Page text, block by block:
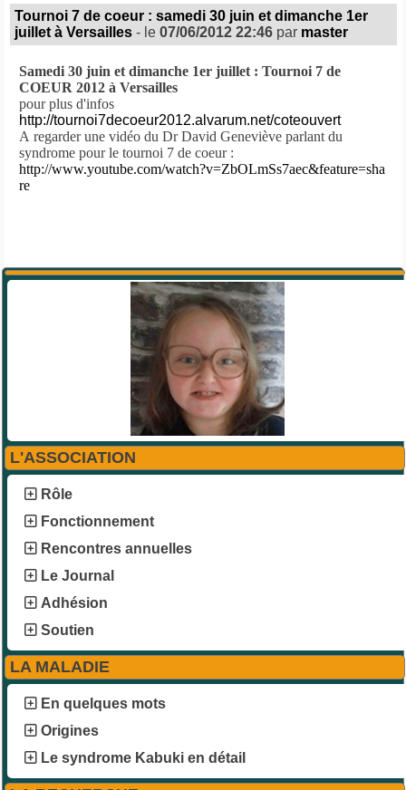
L'ASSOCIATION
Rôle
Fonctionnement
Rencontres annuelles
Le Journal
Adhésion
Soutien
LA MALADIE
En quelques mots
Origines
Le syndrome Kabuki en détail
Tournoi 7 de coeur : samedi 30 juin et dimanche 1er
juillet à Versailles - le 07/06/2012 22:46par master
Samedi 30 juin et dimanche 1er juillet : Tournoi 7 de
COEUR 2012 à Versailles
pour plus d'infos
http://tournoi7decoeur2012.alvarum.net/coteouvert
A regarderune vidéo du Dr David Geneviève parlant du
syndrome pour le tournoi 7 de coeur :
http://www.youtube.com/watch?v=ZbOLmSs7aec&feature=sha
re